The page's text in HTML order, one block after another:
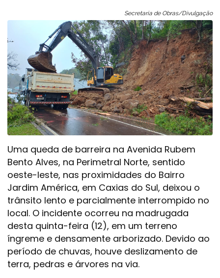
Secretaria de Obras/Divulgação
Uma queda de barreira na Avenida Rubem
Bento Alves, na Perimetral Norte, sentido
oeste-leste, nas proximidades do Bairro
Jardim América, em Caxias do Sul, deixou o
trânsito lento e parcialmente interrompido no
local. O incidente ocorreu na madrugada
desta quinta-feira (12), em um terreno
íngreme e densamente arborizado. Devido ao
período de chuvas, houve deslizamento de
terra, pedras e árvores na via.